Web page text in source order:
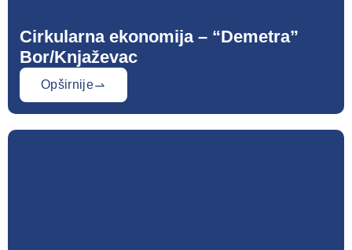
Cirkularna ekonomija – “Demetra”
Bor/Knjaževac
Opširnije